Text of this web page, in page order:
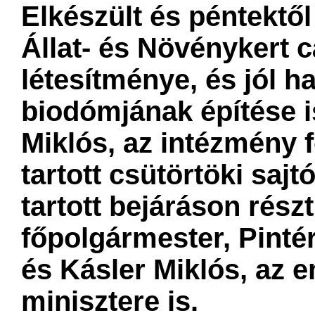
Elkészült és
Állat- és Növénykert
létesítménye, és jól
biodómjának építése
Miklós, az intézmény
tartott csütörtöki
tartott bejáráson
főpolgármester,
és Kásler Miklós, az
minisztere is.